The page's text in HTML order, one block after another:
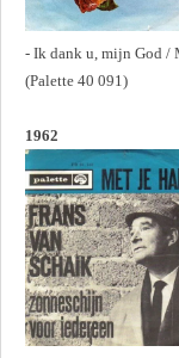
- Ik dank u, mijn God /
(Palette 40 091)
1962